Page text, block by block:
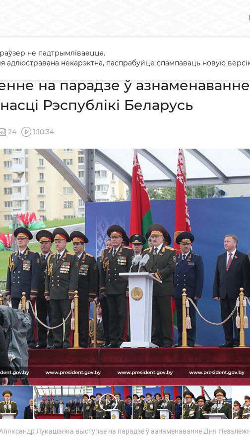
Выступленне на парадзе ў азнаменаванне Дня Незалежнасці
на парадзе ў
Рэспублікі Беларусь
24 1:10:34
Аляксандр Лукашэнка выступае на парадзе ў азнаменаванне Дня
не падтрымліваецца.
адлюстравана некарэктна, паспрабуйце спампаваць новую